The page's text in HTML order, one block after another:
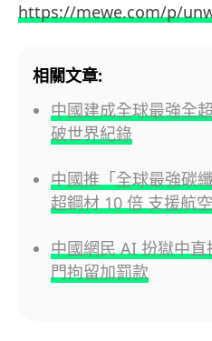
https://mewe.com/p/
相關文章:
中國建成全球最強全
破世界紀錄
中國推「全球最強碳
超鋼材 10 倍 支援航
中國網民 AI 扮獄中
門拘留加罰款